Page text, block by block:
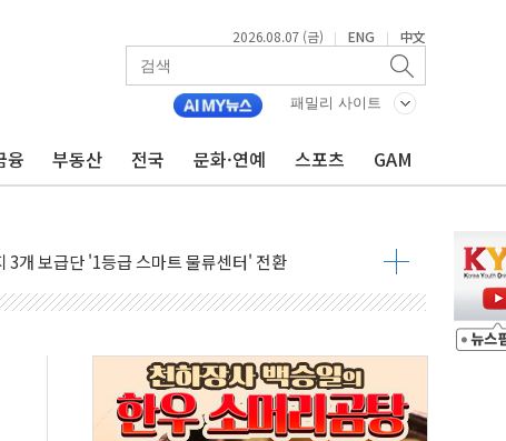
2026.08.07 (금) | ENG | 中文
패밀리 사이트
융 부동산 전국 문화·연예 스포츠 GAM
한화·흥국·한투 참여
타결…연봉 6.3% 인상
겔 등 8~9월 공연 라인업 공개
테라스 떨어져…SK에코플랜트 "전수 조사"
정보 GAM - 맛보기편 (8/7)
도…"3분기 추가 방안 발표"
노량진·장위 서울 알짜 단지 주목
통합' 규탄 결의안 발의…이준석·한동훈 동참